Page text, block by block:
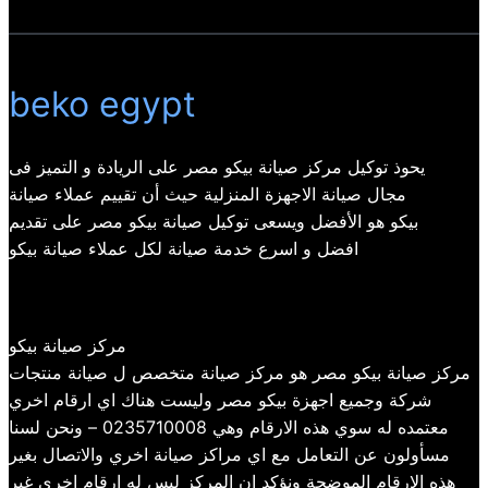
beko egypt
يحوذ توكيل مركز صيانة بيكو مصر على الريادة و التميز فى
مجال صيانة الاجهزة المنزلية حيث أن تقييم عملاء صيانة
بيكو هو الأفضل ويسعى توكيل صيانة بيكو مصر على تقديم
افضل و اسرع خدمة صيانة لكل عملاء صيانة بيكو
مركز صيانة بيكو
مركز صيانة بيكو مصر هو مركز صيانة متخصص ل صيانة منتجات
شركة وجميع اجهزة بيكو مصر وليست هناك اي ارقام اخري
معتمده له سوي هذه الارقام وهي 0235710008 – ونحن لسنا
مسأولون عن التعامل مع اي مراكز صيانة اخري والاتصال بغير
هذه الارقام الموضحة ونؤكد ان المركز ليس له ارقام اخري غير